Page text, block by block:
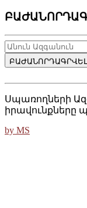
ԲԱԺԱՆՈՐԴԱԳՐՎԵԼ
Սպառողների
by MS